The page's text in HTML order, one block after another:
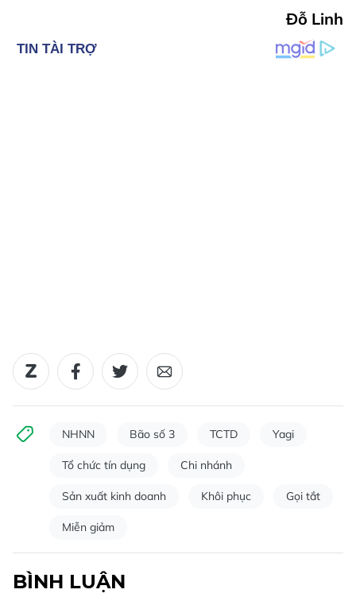
Đỗ Linh
NHNN Bão số 3 TCTD Yagi
Tổ chức tín dụng Chi nhánh
Sản xuất kinh doanh Khôi phục Gọi tắt
Miễn giảm
BÌNH LUẬN